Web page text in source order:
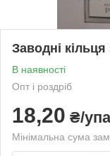
Заводні
В наявності
Опт і роздріб
18,20 ₴/
Мінімальна сума